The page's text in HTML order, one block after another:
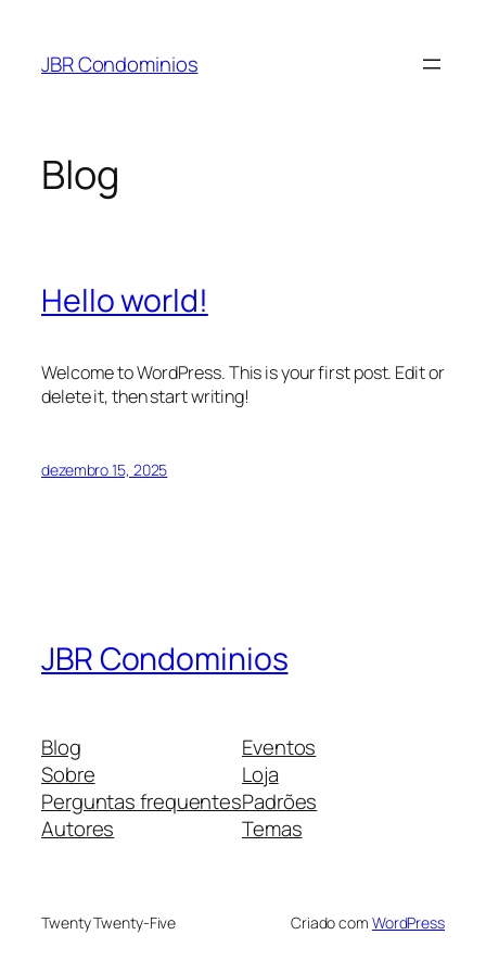
JBR Condominios
Blog
Hello world!
Welcome to WordPress. This is your first post. Edit or
delete it, then start writing!
dezembro 15, 2025
JBR Condominios
Blog
Sobre
Perguntas frequentes
Autores
Eventos
Loja
Padrões
Temas
Twenty Twenty-Five Criado com WordPress